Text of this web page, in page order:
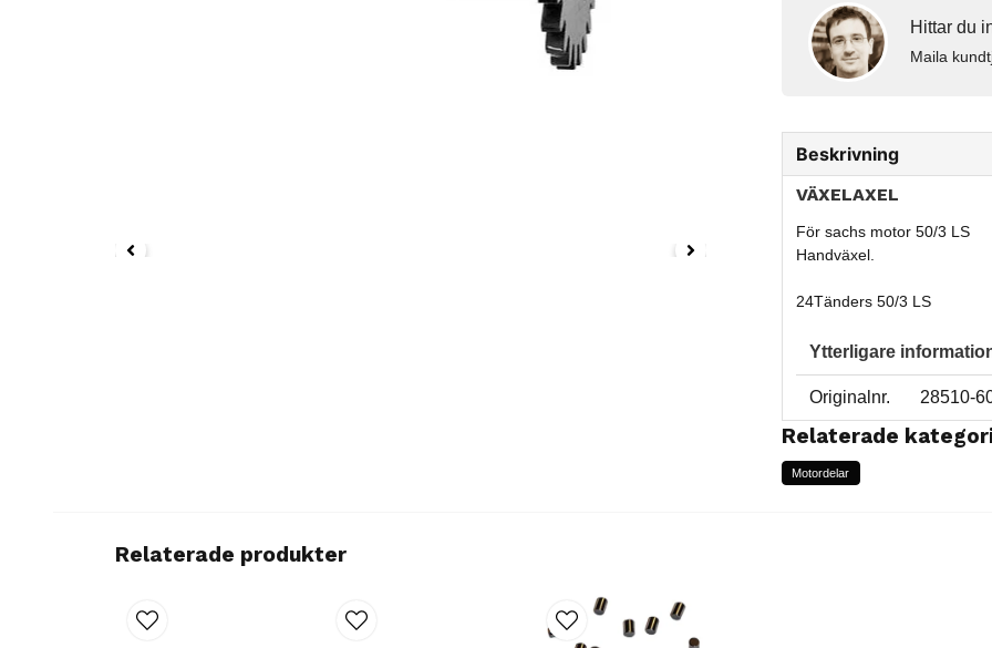
Hittar du
Maila
Beskrivning
VÄXELAXEL
För sachs motor 50/3 LS
Handväxel.
24Tänders 50/3 LS
Ytterligare
Originalnr. 28510-
Relaterade
Motordelar
Relaterade produkter